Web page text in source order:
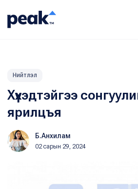
Нийтлэл
Хүүхэдтэйгээ
ярилцъя
Б.Анхилам
02 сарын 29, 2024